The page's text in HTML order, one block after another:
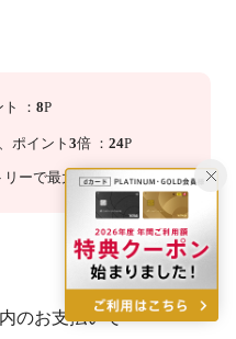
：8P
ポイント3倍 ：24P
ーで最大 10 倍！詳細
のお支払いで